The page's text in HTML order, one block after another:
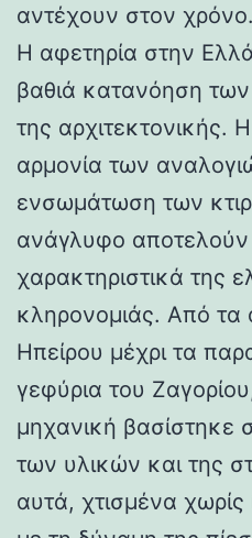
αντέχουν στον χρόνο.
Η αφετηρία στην
βαθιά κατανόηση
της αρχιτεκτονικής.
αρμονία των
ενσωμάτωση των
ανάγλυφο αποτελούν
χαρακτηριστικά της
κληρονομιάς. Από τα
Ηπείρου μέχρι τα
γεφύρια του
μηχανική βασίστηκε
των υλικών και της
αυτά, χτισμένα